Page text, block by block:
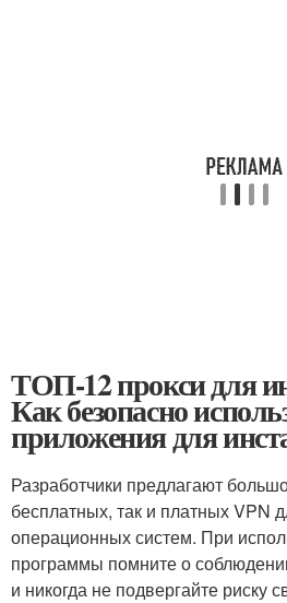
ТОП-12 прокси для
Как безопасно
приложения для
Разработчики предлагают
бесплатных, так и платных VPN
операционных систем. При
программы помните о
и никогда не подвергайте риску